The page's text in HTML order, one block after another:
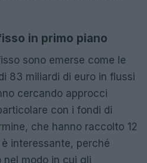
in primo piano
sono emerse come le
83 miliardi di euro in flussi
cercando approcci
con i fondi di
che hanno raccolto 12
interessante, perché
nel modo in cui gli